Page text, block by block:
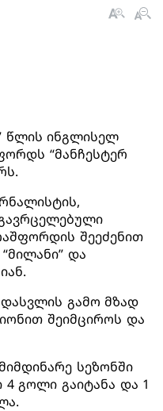
წლის ინგლისელ
“მანჩესტერ
შეეძენით
“მილანი” და
გამო მზად
შეიმციროს და
სეზონში
4 გოლი გაიტანა და 1